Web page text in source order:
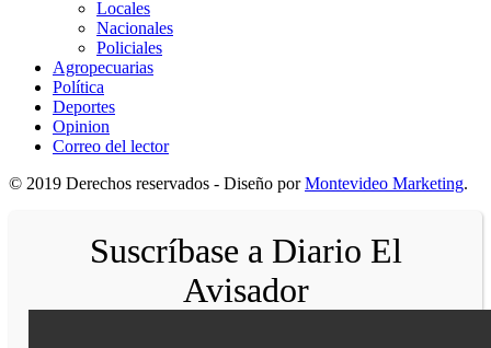
Locales
Nacionales
Policiales
Agropecuarias
Política
Deportes
Opinion
Correo del lector
© 2019 Derechos reservados - Diseño porMontevideo Marketing.
Suscríbase a Diario El
Avisador